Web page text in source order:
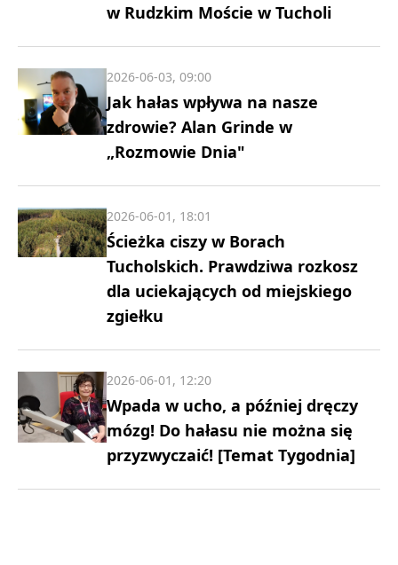
w Rudzkim Moście w Tucholi
Jak hałas wpływa na nasze
zdrowie? Alan Grinde w
„Rozmowie Dnia"
2026-06-03, 09:00
Ścieżka ciszy w Borach
Tucholskich. Prawdziwa rozkosz
dla uciekających od miejskiego
zgiełku
2026-06-01, 18:01
Wpada w ucho, a później dręczy
mózg! Do hałasu nie można się
przyzwyczaić! [Temat Tygodnia]
2026-06-01, 12:20